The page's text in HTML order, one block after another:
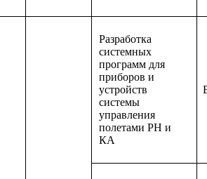
Разработка
системных
программ для
приборов и
устройств
системы
управления
полетами РН и
КА